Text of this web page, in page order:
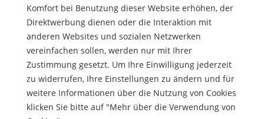
Komfort bei Benutzung dieser Website erhöhen, der
Direktwerbung dienen oder die Interaktion mit
anderen Websites und sozialen Netzwerken
vereinfachen sollen, werden nur mit Ihrer
Zustimmung gesetzt. Um Ihre Einwilligung jederzeit
zu widerrufen, Ihre Einstellungen zu ändern und für
weitere Informationen über die Nutzung von Cookies
klicken Sie bitte auf "Mehr über die Verwendung von